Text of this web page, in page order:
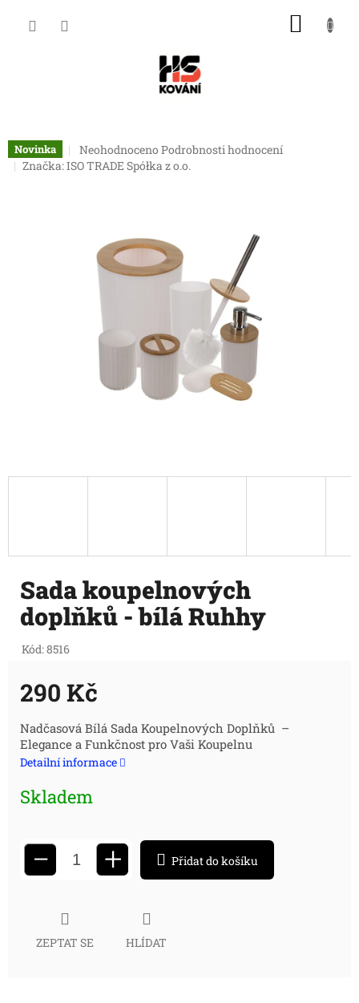
Novinka
Průměrné
hodnocení
hvězdiček.
Neohodnoceno Podrobnosti hodnocení
Značka:ISO TRADE Spółka z o.o.
Sada koupelnových
doplňků - bílá Ruhhy
Kód:8516
290 Kč
Měrná
cena:
Nadčasová Bílá Sada Koupelnových Doplňků –
Elegance a Funkčnost pro Vaši Koupelnu
Detailní informace
Skladem
− + Přidat do košíku
ZEPTAT SE HLÍDAT